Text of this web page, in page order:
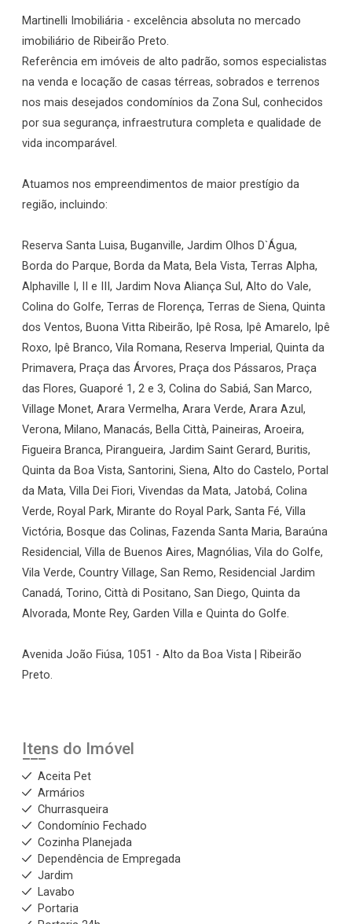
Martinelli Imobiliária - excelência absoluta no mercado
imobiliário de Ribeirão Preto.
Referência em imóveis de alto padrão, somos especialistas
na venda e locação de casas térreas, sobrados e terrenos
nos mais desejados condomínios da Zona Sul, conhecidos
por sua segurança, infraestrutura completa e qualidade de
vida incomparável.
Atuamos nos empreendimentos de maior prestígio da
região, incluindo:
Reserva Santa Luisa, Buganville, Jardim Olhos D`Água,
Borda do Parque, Borda da Mata, Bela Vista, Terras Alpha,
Alphaville I, II e III, Jardim Nova Aliança Sul, Alto do Vale,
Colina do Golfe, Terras de Florença, Terras de Siena, Quinta
dos Ventos, Buona Vitta Ribeirão, Ipê Rosa, Ipê Amarelo, Ipê
Roxo, Ipê Branco, Vila Romana, Reserva Imperial, Quinta da
Primavera, Praça das Árvores, Praça dos Pássaros, Praça
das Flores, Guaporé 1, 2 e 3, Colina do Sabiá, San Marco,
Village Monet, Arara Vermelha, Arara Verde, Arara Azul,
Verona, Milano, Manacás, Bella Città, Paineiras, Aroeira,
Figueira Branca, Pirangueira, Jardim Saint Gerard, Buritis,
Quinta da Boa Vista, Santorini, Siena, Alto do Castelo, Portal
da Mata, Villa Dei Fiori, Vivendas da Mata, Jatobá, Colina
Verde, Royal Park, Mirante do Royal Park, Santa Fé, Villa
Victória, Bosque das Colinas, Fazenda Santa Maria, Baraúna
Residencial, Villa de Buenos Aires, Magnólias, Vila do Golfe,
Vila Verde, Country Village, San Remo, Residencial Jardim
Canadá, Torino, Città di Positano, San Diego, Quinta da
Alvorada, Monte Rey, Garden Villa e Quinta do Golfe.
Avenida João Fiúsa, 1051 - Alto da Boa Vista | Ribeirão
Preto.
Itens do Imóvel
Aceita Pet
Armários
Churrasqueira
Condomínio Fechado
Cozinha Planejada
Dependência de Empregada
Jardim
Lavabo
Portaria